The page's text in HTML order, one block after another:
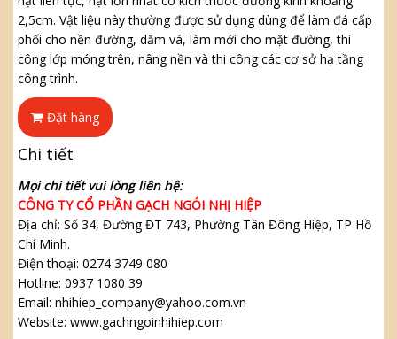
2,5cm. Vật liệu này thường được sử dụng dùng để làm đá cấp
phối cho nền đường, dăm vá, làm mới cho mặt đường, thi
công lớp móng trên, nâng nền và thi công các cơ sở hạ tầng
công trình.
Đặt hàng
Chi tiết
Mọi chi tiết vui lòng liên hệ:
CÔNG TY CỔ PHẦN GẠCH NGÓI NHỊ HIỆP
Địa chỉ: Số 34, Đường ĐT 743, Phường Tân Đông Hiệp, TP Hồ
Chí Minh.
Điện thoại: 0274 3749 080
Hotline: 0937 1080 39
Email: nhihiep_company@yahoo.com.vn
Website: www.gachngoinhihiep.com